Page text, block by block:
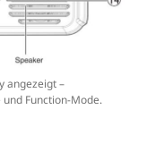
angezeigt –
Function-Mode.